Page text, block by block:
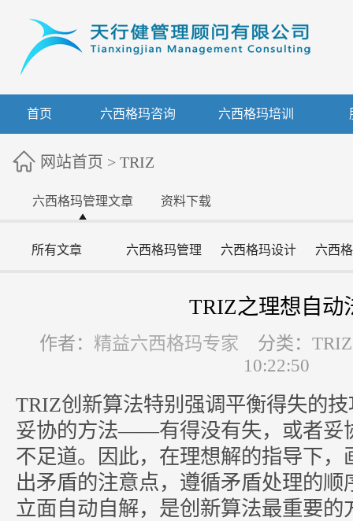
首页 六西格玛咨询 六西格玛培训
网站首页 > TRIZ
六西格玛管理文章 资料下载
所有文章 六西格玛管理 六西格玛设计 六西
TRIZ之理想自动
作者： 精益六西格玛专家 分类：
10:22:50
TRIZ创新算法特别强调平衡得失的
妥协的方法——有得没有失，或者妥
不足道。因此，在理想解的指导下，
出矛盾的注意点，遵循矛盾处理的顺
立面自动自解，是创新算法最重要的